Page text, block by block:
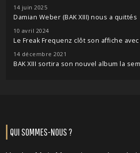
14 juin 2025
Damian Weber (BAK XIII) nous a quittés
10 avril 2024
Le Freak Frequenz clôt son affiche avec
14 décembre 2021
BAK XIII sortira son nouvel album la
QUI SOMMES-NOUS ?